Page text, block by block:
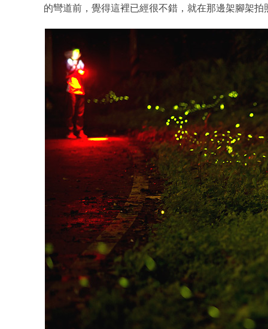
的彎道前，覺得這裡已經很不錯，就在那邊架腳架拍